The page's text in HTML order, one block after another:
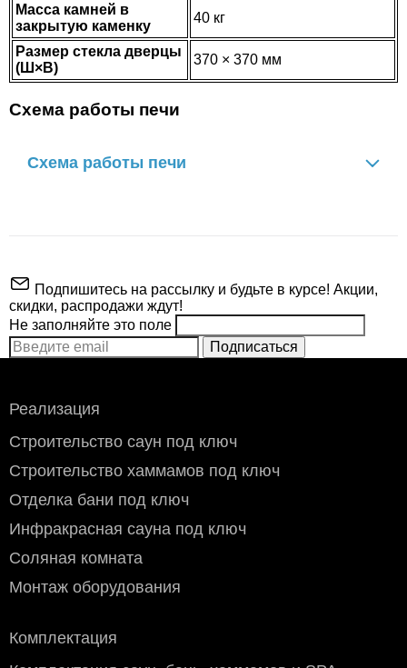
Масса камней в
закрытую каменку
40 кг
Размер стекла дверцы
(Ш×В)
370 × 370 мм
Схема работы печи
Схема работы печи
(куб.м)
Вес камней
Вес (кг)
Инструкция для
печи ИзиСтим
Южная
Схема сборки
ВНИМАНИЕ!
Стоимость доставки по Москве (в пределах МКАД)
Доставка производится собственными курьерами с
Доставка в центр Москвы, (внутри третьего транспортного
кольца ТТК) предварительно оговаривается.
Бесплатно при заказе свыше 100 000 руб.
Крупногабаритный груз: 1200 руб.
Подпишитесь на рассылку и будьте в курсе! Акции,
скидки, распродажи ждут!
Не заполняйте это поле
Подписаться
Реализация
Строительство саун под ключ
Строительство хаммамов под ключ
Отделка бани под ключ
Инфракрасная сауна под ключ
Соляная комната
Монтаж оборудования
Комплектация